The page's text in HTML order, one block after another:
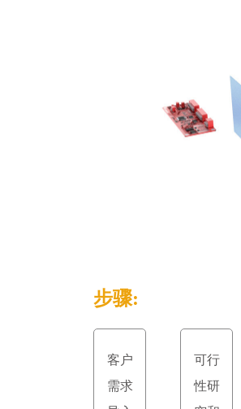
步骤:
客户
需求
可行
性研